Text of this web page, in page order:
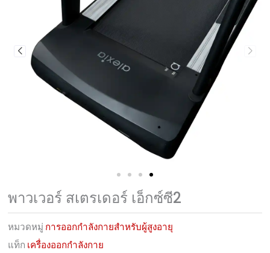
พาวเวอร์ สเตรเดอร์ เอ็กซ์ซี2
หมวดหมู่ การออกกำลังกายสำหรับผู้สูงอายุ
แท็ก เครื่องออกกำลังกาย